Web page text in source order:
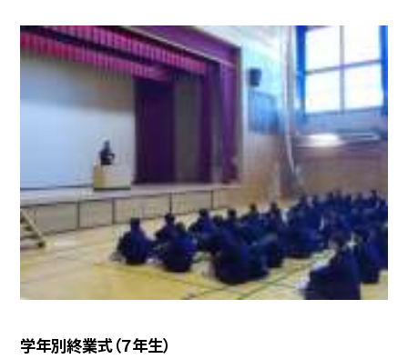
学年別終業式（７年生）